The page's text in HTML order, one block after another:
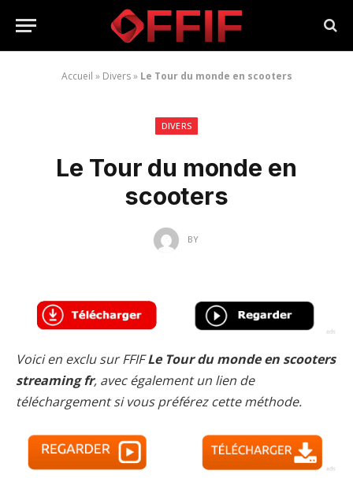
Accueil » Divers» Le Tour du monde en scooters
DIVERS
Le Tour du monde en
scooters
BY
Voici en exclu sur FFIFLe Tour du monde en scooters
streaming fr, avec également un lien de
téléchargement si vous préférez cette méthode.